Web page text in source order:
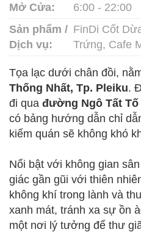
Mở Cửa:
6:00 - 22:00
Sản phẩm /
Dịch vụ:
FinDi Cốt
Trứng, Cafe
Tọa lạc dưới chân đồi,
Thống Nhất, Tp. Pleiku.
đi qua đường Ngô Tất Tố
có bảng hướng dẫn chỉ
kiếm quán sẽ không khó
Nổi bật với không gian
giác gần gũi với thiên
không khí trong lành và
xanh mát, tránh xa sự ồn
một nơi lý tưởng để thư